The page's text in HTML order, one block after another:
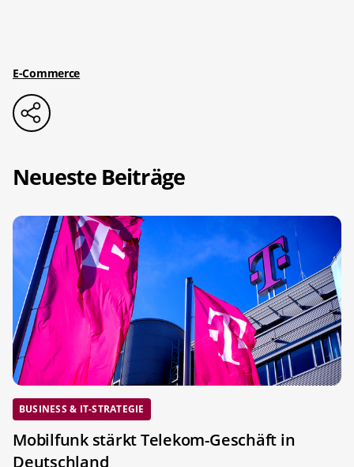
E-Commerce
Neueste Beiträge
BUSINESS & IT-STRATEGIE
Mobilfunk stärkt Telekom-Geschäft in
Deutschland